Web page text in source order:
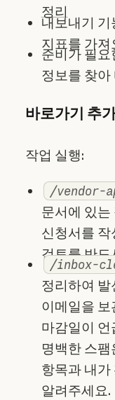
정리
내보내기 기
지표를 가져
준비가 필
정보를 찾아
바로가기 추
작업 실행:
/vendor-
문서에 있는
신청서를 작
검토를 반드
/inbox-
정리하여
이메일을
마감일이 언
명백한 스
항목과 내가
알려주세요.